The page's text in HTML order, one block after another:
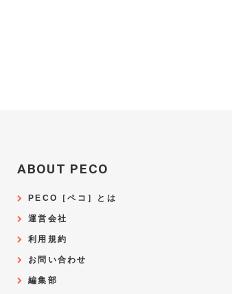
ABOUT PECO
PECO［ペコ］とは
運営会社
利用規約
お問い合わせ
編集部